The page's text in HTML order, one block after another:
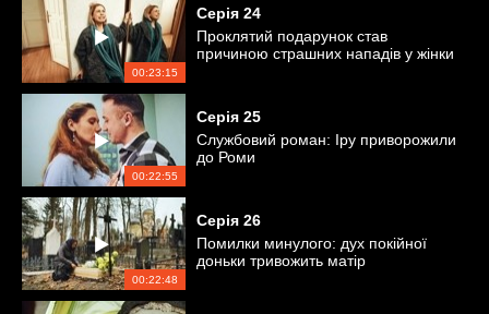
00:23:15
Серія 24
Проклятий подарунок став
причиною страшних нападів у жінки
00:22:55
Серія 25
Службовий роман: Іру приворожили
до Роми
00:22:48
Серія 26
Помилки минулого: дух покійної
доньки тривожить матір